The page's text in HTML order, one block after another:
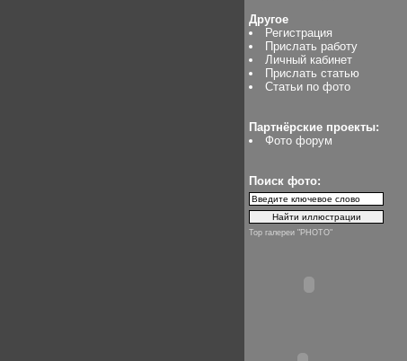
Другое
Регистрация
Прислать работу
Личный кабинет
Прислать статью
Статьи по фото
Партнёрские проекты:
Фото форум
Поиск фото:
Top галереи "PHOTO"